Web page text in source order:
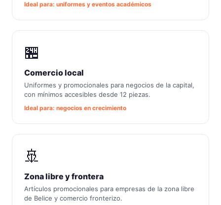
Ideal para: uniformes y eventos académicos
🏪
Comercio local
Uniformes y promocionales para negocios de la capital,
con mínimos accesibles desde 12 piezas.
Ideal para: negocios en crecimiento
🚢
Zona libre y frontera
Artículos promocionales para empresas de la zona libre
de Belice y comercio fronterizo.